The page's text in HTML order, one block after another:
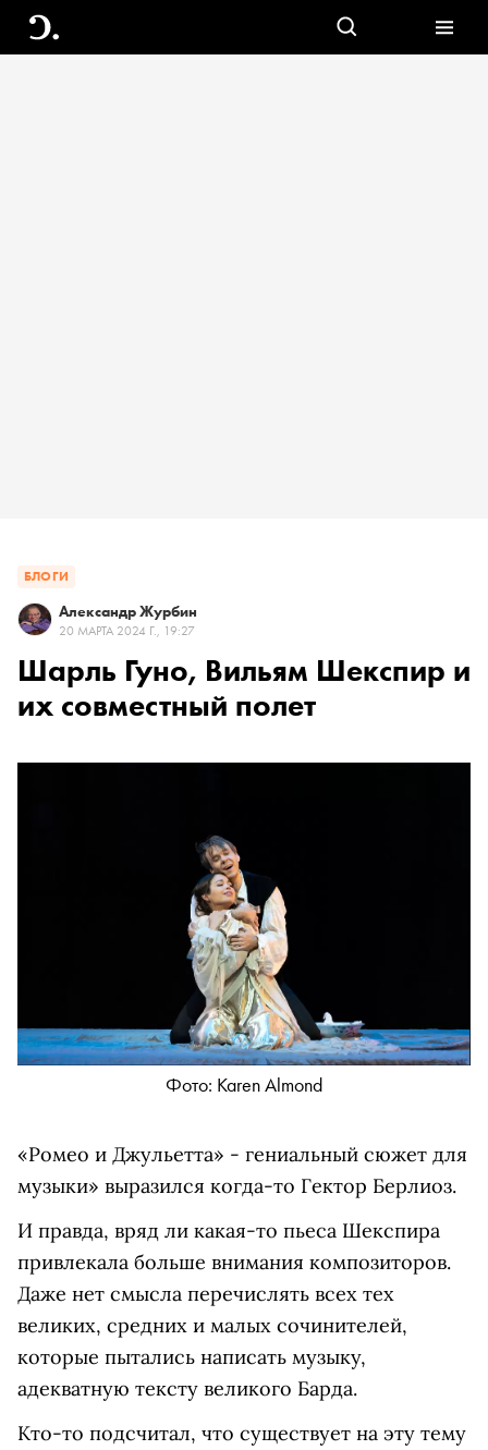
БЛОГИ
Александр Журбин
20 МАРТА 2024 Г., 19:27
Шарль Гуно, Вильям Шекспир и
их совместный полет
Фото: Karen Almond
«Ромео и Джульетта» - гениальный сюжет для
музыки» выразился когда-то Гектор Берлиоз.
И правда, вряд ли какая-то пьеса Шекспира
привлекала больше внимания композиторов.
Даже нет смысла перечислять всех тех
великих, средних и малых сочинителей,
которые пытались написать музыку,
адекватную тексту великого Барда.
Кто-то подсчитал, что существует на эту тему